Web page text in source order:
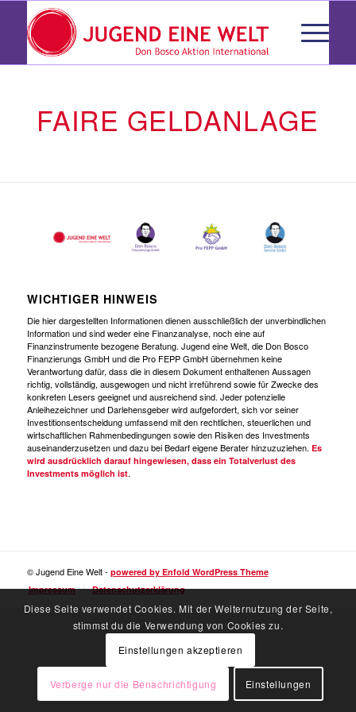
FAIRE GELDANLAGE
WICHTIGER HINWEIS
Die hier dargestellten Informationen dienen ausschließlich der unverbindlichen
Information und sind weder eine Finanzanalyse, noch eine auf
Finanzinstrumente bezogene Beratung. Jugend eine Welt, die Don Bosco
Finanzierungs GmbH und die Pro FEPP GmbH übernehmen keine
Verantwortung dafür, dass die in diesem Dokument enthaltenen Aussagen
richtig, vollständig, ausgewogen und nicht irreführend sowie für Zwecke des
konkreten Lesers geeignet und ausreichend sind. Jeder potenzielle
Anleihezeichner und Darlehensgeber wird aufgefordert, sich vor seiner
Investitionsentscheidung umfassend mit den rechtlichen, steuerlichen und
wirtschaftlichen Rahmenbedingungen sowie den Risiken des Investments
auseinanderzusetzen und dazu bei Bedarf eigene Berater hinzuzuziehen. Es
wird ausdrücklich darauf hingewiesen, dass ein Totalverlust des
Investments möglich ist.
© Jugend Eine Welt - powered by Enfold WordPress Theme
Impressum
Datenschutzerklärung
Diese Seite verwendet Cookies. Mit der Weiternutzung der Seite,
stimmst du die Verwendung von Cookies zu.
Einstellungen akzeptieren
Verberge nur die Benachrichtigung Einstellungen